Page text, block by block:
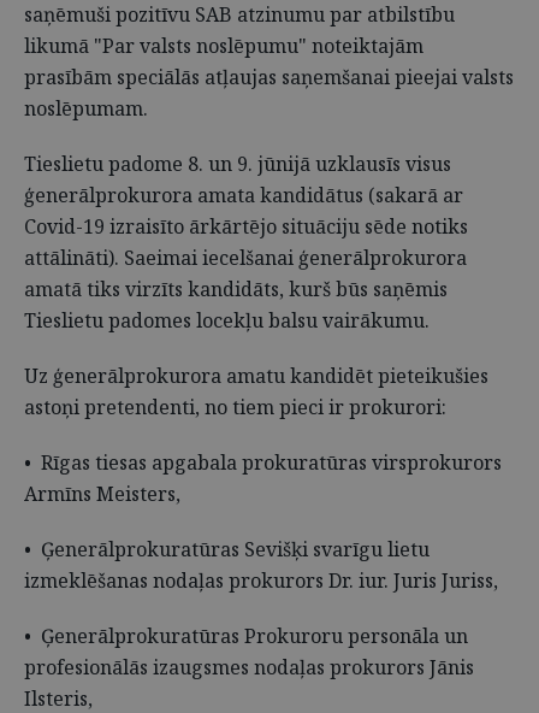
saņēmuši pozitīvu SAB atzinumu par atbilstību
likumā "Par valsts noslēpumu" noteiktajām
prasībām speciālās atļaujas saņemšanai pieejai valsts
noslēpumam.
Tieslietu padome 8. un 9. jūnijā uzklausīs visus
ģenerālprokurora amata kandidātus (sakarā ar
Covid-19 izraisīto ārkārtējo situāciju sēde notiks
attālināti). Saeimai iecelšanai ģenerālprokurora
amatā tiks virzīts kandidāts, kurš būs saņēmis
Tieslietu padomes locekļu balsu vairākumu.
Uz ģenerālprokurora amatu kandidēt pieteikušies
astoņi pretendenti, no tiem pieci ir prokurori:
• Rīgas tiesas apgabala prokuratūras virsprokurors
Armīns Meisters,
• Ģenerālprokuratūras Sevišķi svarīgu lietu
izmeklēšanas nodaļas prokurors Dr. iur. Juris Juriss,
• Ģenerālprokuratūras Prokuroru personāla un
profesionālās izaugsmes nodaļas prokurors Jānis
Ilsteris,